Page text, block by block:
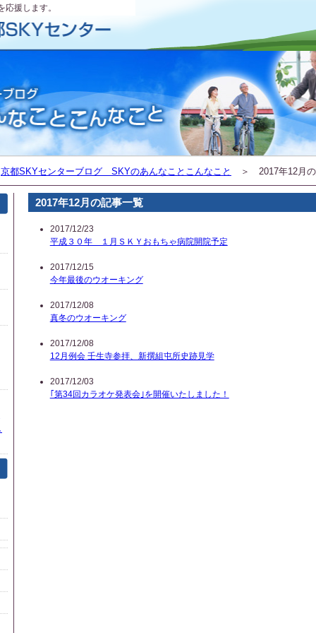
援します。
京都SKYセンターブログ SKYのあんなことこんなこと ＞ 2017年12月の
2017年12月の記事一覧
2017/12/23
平成３０年 １月ＳＫＹおもちゃ病院開院予定
2017/12/15
今年最後のウオーキング
2017/12/08
真冬のウオーキング
2017/12/08
12月例会 壬生寺参拝、新撰組屯所史跡見学
2017/12/03
｢第34回カラオケ発表会｣を開催いたしました！